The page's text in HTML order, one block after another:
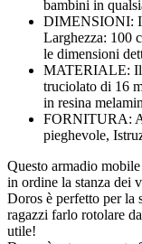
bambini in
DIMENSIONI: Il
Larghezza: 100
le dimensioni
MATERIALE: Il
truciolato di 16
in resina
FORNITURA:
pieghevole,
Questo armadio
in ordine la stanza dei
Doros è perfetto per la
ragazzi farlo rotolare
utile!